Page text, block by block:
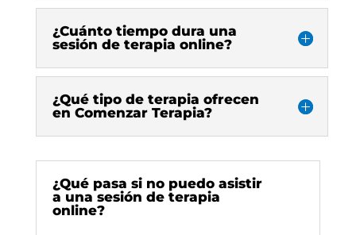
¿Cuánto tiempo dura una
sesión de terapia online?
¿Qué tipo de terapia ofrecen
en Comenzar Terapia?
¿Qué pasa si no puedo asistir
a una sesión de terapia
online?